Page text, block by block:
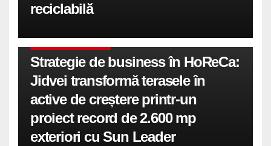
reciclabilă
Strategie de business în HoReCa:
Jidvei transformă terasele în
active de creștere printr-un
proiect record de 2.600 mp
exteriori cu Sun Leader